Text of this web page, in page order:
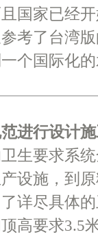
国家已经
考了台湾
个国际化
进行设计施
生要求系
设施，到
详尽具体的
高要求3.5